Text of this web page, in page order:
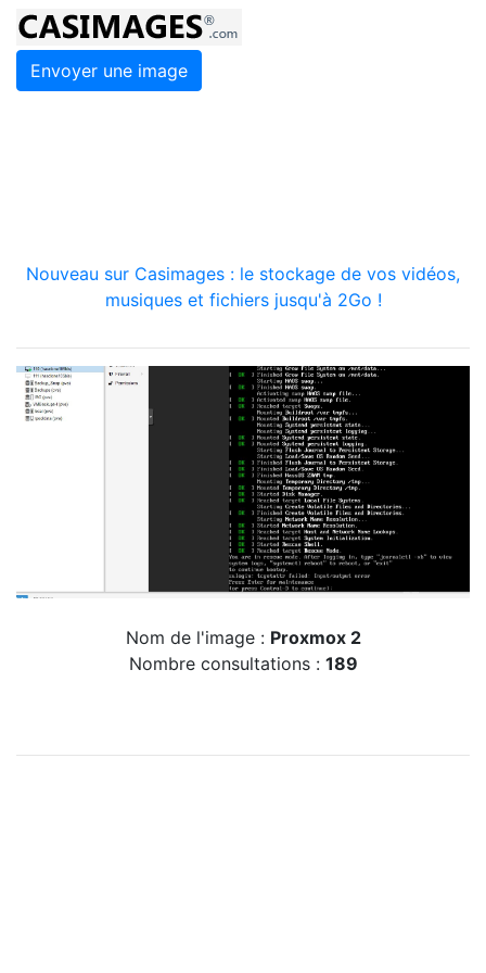
Envoyer une image
Nouveau sur Casimages : le stockage de vos vidéos,
musiques et fichiers jusqu'à 2Go !
Nom de l'image : Proxmox 2
Nombre consultations : 189